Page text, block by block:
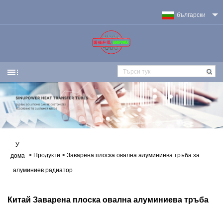
български
У
дома > Продукти > Заварена плоска овална алуминиева тръба за
алуминиев радиатор
Китай Заварена плоска овална алуминиева тръба